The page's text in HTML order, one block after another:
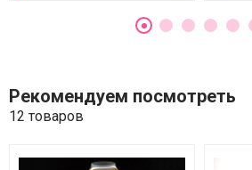
Рекомендуем посмотреть
12 товаров